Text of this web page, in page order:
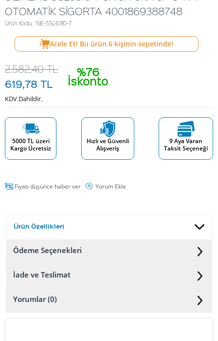
OTOMATİK SİGORTA 4001869388748
Ürün Kodu : SIE-5SL6310-7
Acele Et! Bu ürün 6 kişinin sepetinde!
%76
İskonto
2.582,40TL
619,78 TL
KDV Dahildir.
5000 TL üzeri
Kargo Ücretsiz
Hızlı ve Güvenli
Alışveriş
9 Aya Varan
Taksit Seçeneği
Fiyatı düşünce haber ver Yorum Ekle
Ürün Özellikleri
Ödeme Seçenekleri
İade ve Teslimat
Yorumlar (0)